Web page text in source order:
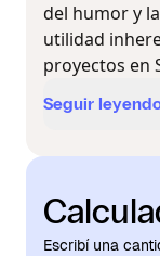
del humor y
utilidad
proyectos en
Seguir
Escribí una